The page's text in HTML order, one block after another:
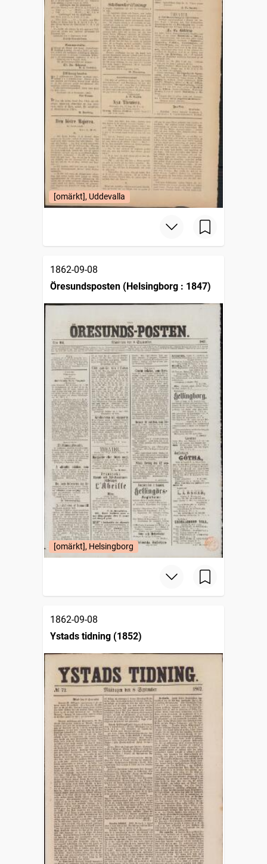
[omärkt], Uddevalla
1862-09-08
Öresundsposten (Helsingborg : 1847)
[omärkt], Helsingborg
1862-09-08
Ystads tidning (1852)